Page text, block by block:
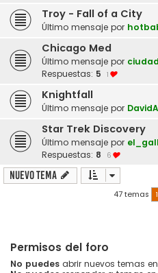
Troy - Fall of a City
Último mensaje por
Chicago Med
Último mensaje por
Respuestas: 5 1
Knightfall
Último mensaje por
Star Trek Discovery
Último mensaje por
Respuestas: 8 6
Nuevo Tema
47 temas 1
Permisos del foro
No puedes abrir nuevos temas